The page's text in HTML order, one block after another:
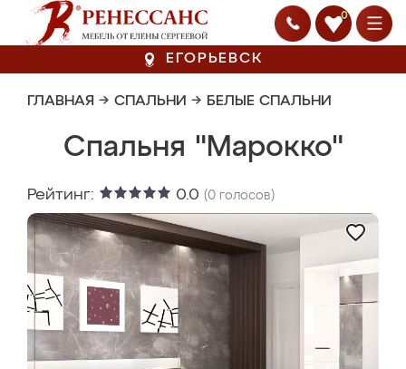
0
ЕГОРЬЕВСК
ГЛАВНАЯ → СПАЛЬНИ → БЕЛЫЕ СПАЛЬНИ
Спальня "Марокко"
Рейтинг: 0.0 (0 голосов)